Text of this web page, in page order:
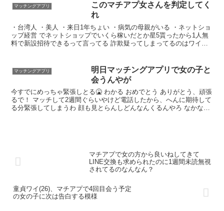
マッチングアプリ
このマチアプ女さんを判定してく
れ
・台湾人 ・美人 ・来日1年ちょい ・病気の母親がいる ・ネットショ
ップ経営 でネットショップでいくら稼いだとか星5貰ったから1人無
料で新設招待できるって言ってる 詐欺疑ってしまってるのはワイの
マッチングアプリ
明日マッチングアプリで女の子と
会うんやが
今すでにめっちゃ緊張しとる🤮 わかる おめでとう ありがとう、頑張
るで！ マッチして2週間ぐらいやけど電話したから、へんに期待して
る分緊張してしまうわ 顔も見とらんしどんなんくるんやろ なかなか
マチアプで女の方から良いねしてきて
LINE交換も求められたのに1週間未読無視
されてるのなんなん？
童貞ワイ(26)、マチアプで4回目会う予定
の女の子に次は告白する模様